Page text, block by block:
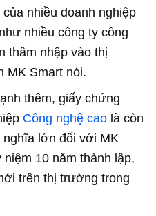
nhiều doanh nghiệp
nhiều công ty công
thâm nhập vào thị
MK Smart nói.
thêm, giấy chứng
Công nghệ cao là còn
lớn đối với MK
10 năm thành lập,
trên thị trường trong